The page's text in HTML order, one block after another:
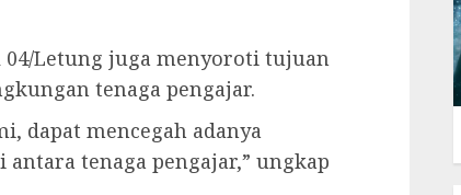
04/Letung juga menyoroti tujuan
tenaga pengajar.
dapat mencegah adanya
tenaga pengajar,” ungkap